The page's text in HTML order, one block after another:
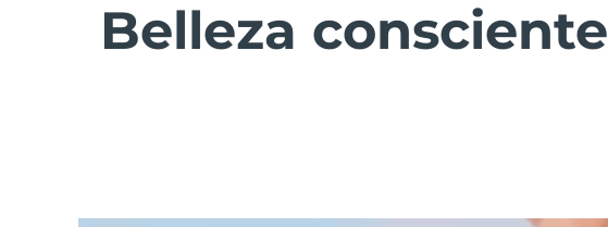
Belleza consciente